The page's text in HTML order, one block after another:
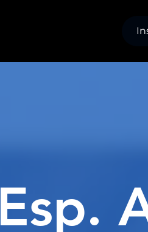
Esp.